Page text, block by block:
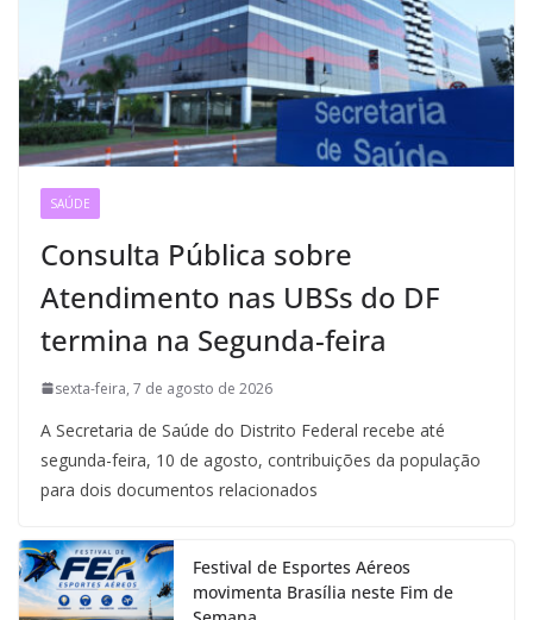
SAÚDE
Consulta Pública sobre
Atendimento nas UBSs do DF
termina na Segunda-feira
sexta-feira, 7 de agosto de 2026
A Secretaria de Saúde do Distrito Federal recebe até
segunda-feira, 10 de agosto, contribuições da população
para dois documentos relacionados
Festival de Esportes Aéreos
movimenta Brasília neste Fim de